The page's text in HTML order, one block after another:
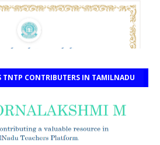
TNTP CONTRIBUTERS IN TAMILNADU